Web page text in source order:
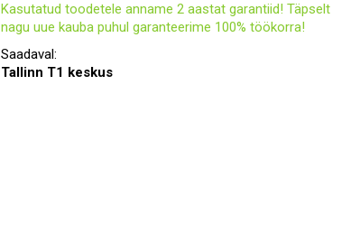
Kasutatud toodetele anname 2 aastat garantiid! Täpselt
nagu uue kauba puhul garanteerime 100% töökorra!
Saadaval:
Tallinn T1 keskus